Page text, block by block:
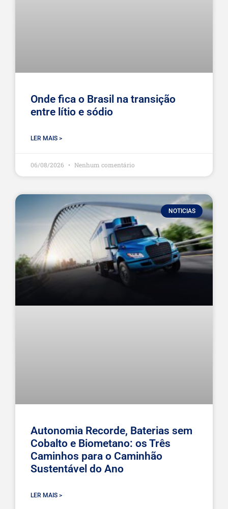
Onde fica o Brasil na transição
entre lítio e sódio
LER MAIS >
06/08/2026 Nenhum comentário
NOTICIAS
Autonomia Recorde, Baterias sem
Cobalto e Biometano: os Três
Caminhos para o Caminhão
Sustentável do Ano
LER MAIS >